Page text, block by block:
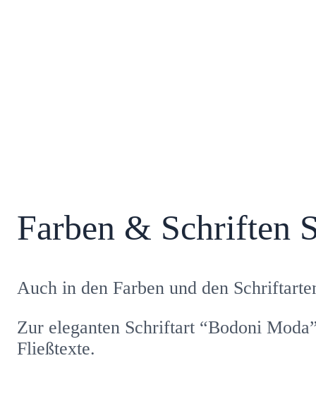
Farben & Schriften
Auch in den Farben und den
Zur eleganten Schriftart “Bodoni
Fließtexte.